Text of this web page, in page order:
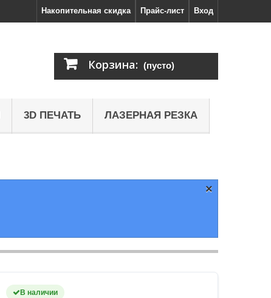
Вход
Прайс-лист
Накопительная скидка
Корзина: (пусто)
3D ПЕЧАТЬ ЛАЗЕРНАЯ РЕЗКА
×
В наличии